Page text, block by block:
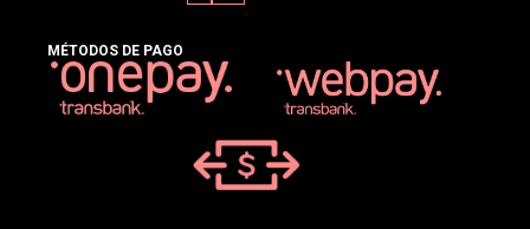
MÉTODOS DE PAGO